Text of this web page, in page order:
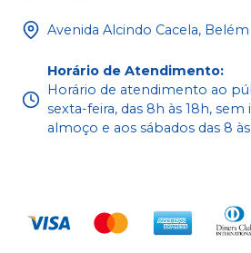
Avenida Alcindo Cacela,
Horário de Atendimento:
Horário de atendimento ao
sexta-feira, das 8h às 18h,
almoço e aos sábados das 8 às